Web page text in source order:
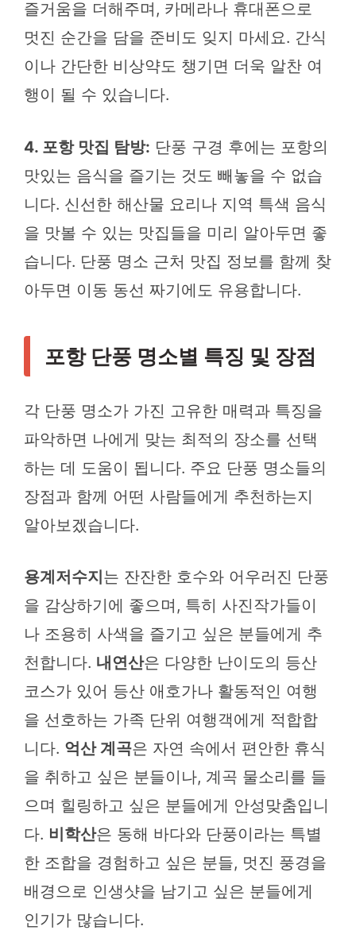
즐거움을 더해주며, 카메라나 휴대폰으로
멋진 순간을 담을 준비도 잊지 마세요. 간식
이나 간단한 비상약도 챙기면 더욱 알찬 여
행이 될 수 있습니다.
4. 포항 맛집 탐방: 단풍 구경 후에는 포항의
맛있는 음식을 즐기는 것도 빼놓을 수 없습
니다. 신선한 해산물 요리나 지역 특색 음식
을 맛볼 수 있는 맛집들을 미리 알아두면 좋
습니다. 단풍 명소 근처 맛집 정보를 함께 찾
아두면 이동 동선 짜기에도 유용합니다.
포항 단풍 명소별 특징 및 장점
각 단풍 명소가 가진 고유한 매력과 특징을
파악하면 나에게 맞는 최적의 장소를 선택
하는 데 도움이 됩니다. 주요 단풍 명소들의
장점과 함께 어떤 사람들에게 추천하는지
알아보겠습니다.
용계저수지는 잔잔한 호수와 어우러진 단풍
을 감상하기에 좋으며, 특히 사진작가들이
나 조용히 사색을 즐기고 싶은 분들에게 추
천합니다. 내연산은 다양한 난이도의 등산
코스가 있어 등산 애호가나 활동적인 여행
을 선호하는 가족 단위 여행객에게 적합합
니다. 억산 계곡은 자연 속에서 편안한 휴식
을 취하고 싶은 분들이나, 계곡 물소리를 들
으며 힐링하고 싶은 분들에게 안성맞춤입니
다. 비학산은 동해 바다와 단풍이라는 특별
한 조합을 경험하고 싶은 분들, 멋진 풍경을
배경으로 인생샷을 남기고 싶은 분들에게
인기가 많습니다.